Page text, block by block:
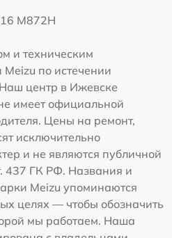
M872H
и техническим
по истечении
центр в Ижевске
имеет официальной
Цены на ремонт,
исключительно
и не являются публичной
437 ГК РФ. Названия и
Meizu упоминаются
целях — чтобы обозначить
мы работаем. Наша